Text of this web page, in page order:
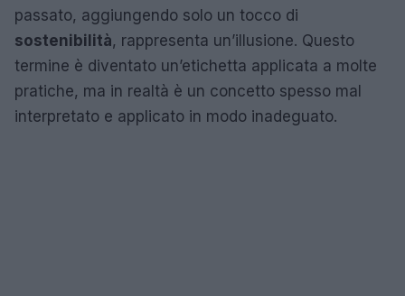
passato, aggiungendo solo un tocco di
sostenibilità, rappresenta un’illusione. Questo
termine è diventato un’etichetta applicata a molte
pratiche, ma in realtà è un concetto spesso mal
interpretato e applicato in modo inadeguato.